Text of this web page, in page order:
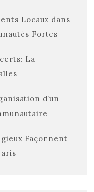
Locaux dans
Fortes
La
d’un
Façonnent